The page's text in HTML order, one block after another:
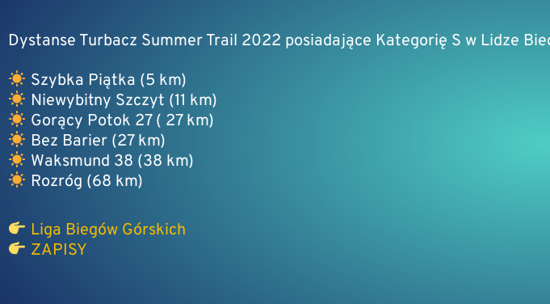
Dystanse Turbacz Summer Trail 2022 posiadające Kategorię S w Lidze
Szybka Piątka (5 km)
Niewybitny Szczyt (11 km)
Gorący Potok 27 ( 27 km)
Bez Barier (27 km)
Waksmund 38 (38 km)
Rozróg (68 km)
Liga Biegów Górskich
ZAPISY